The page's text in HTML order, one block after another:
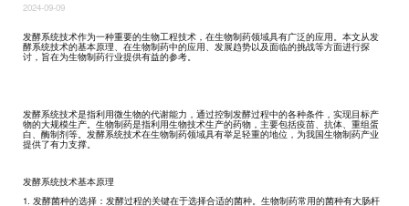
2024-09-09
发酵系统技术作为一种重要的生物工程技术，在生物制药领域具有广泛的应用。本文从发
酵系统技术的基本原理、在生物制药中的应用、发展趋势以及面临的挑战等方面进行探
讨，旨在为生物制药行业提供有益的参考。
发酵系统技术是指利用微生物的代谢能力，通过控制发酵过程中的各种条件，实现目标产
物的大规模生产。生物制药是指利用生物技术生产的药物，主要包括疫苗、抗体、重组蛋
白、酶制剂等。发酵系统技术在生物制药领域具有举足轻重的地位，为我国生物制药产业
提供了有力支撑。
发酵系统技术基本原理
1. 发酵菌种的选择：发酵过程的关键在于选择合适的菌种。生物制药常用的菌种有大肠杆